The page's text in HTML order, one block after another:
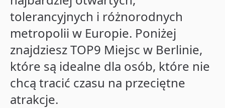
tolerancyjnych i różnorodnych
metropolii w Europie. Poniżej
znajdziesz TOP9 Miejsc w Berlinie,
które są idealne dla osób, które nie
chcą tracić czasu na przeciętne
atrakcje.